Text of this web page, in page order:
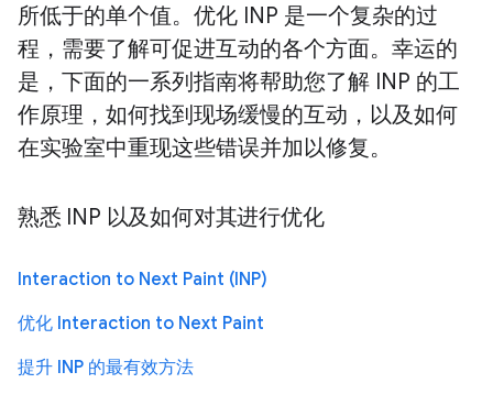
所低于的单个值。优化 INP 是一个复杂的过
程，需要了解可促进互动的各个方面。幸运的
是，下面的一系列指南将帮助您了解 INP 的工
作原理，如何找到现场缓慢的互动，以及如何
在实验室中重现这些错误并加以修复。
熟悉 INP 以及如何对其进行优化
Interaction to Next Paint (INP)
优化 Interaction to Next Paint
提升 INP 的最有效方法